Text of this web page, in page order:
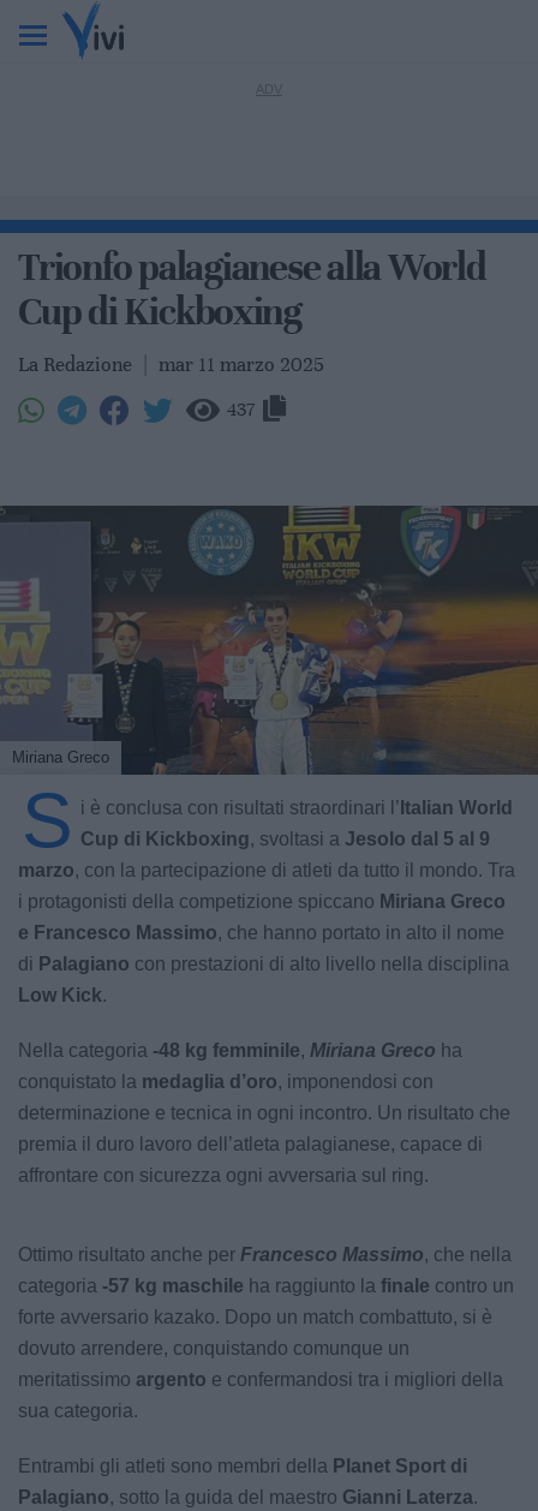
Trionfo palagianese alla World
Cup di Kickboxing
La Redazione mar 11 marzo 2025
437
Miriana Greco
S i è conclusa con risultati straordinari l’ Italian World
Cup di Kickboxing, svoltasi a Jesolo dal 5 al 9
marzo, con la partecipazione di atleti da tutto il mondo. Tra
i protagonisti della competizione spiccano Miriana Greco
e Francesco Massimo, che hanno portato in alto il nome
di Palagiano con prestazioni di alto livello nella disciplina
Low Kick.
Nella categoria -48 kg femminile, Miriana Greco ha
conquistato la medaglia d’oro, imponendosi con
determinazione e tecnica in ogni incontro. Un risultato che
premia il duro lavoro dell’atleta palagianese, capace di
affrontare con sicurezza ogni avversaria sul ring.
Ottimo risultato anche per Francesco Massimo, che nella
categoria -57 kg maschile ha raggiunto la finale contro un
forte avversario kazako. Dopo un match combattuto, si è
dovuto arrendere, conquistando comunque un
meritatissimo argento e confermandosi tra i migliori della
sua categoria.
Entrambi gli atleti sono membri della Planet Sport di
Palagiano, sotto la guida del maestro Gianni Laterza.